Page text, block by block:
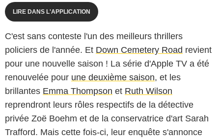
LIRE DANS L'APPLICATION
C'est sans conteste l'un des meilleurs thrillers
policiers de l'année. Et Down Cemetery Road revient
pour une nouvelle saison ! La série d'Apple TV a été
renouvelée pour une deuxième saison, et les
brillantes Emma Thompson et Ruth Wilson
reprendront leurs rôles respectifs de la détective
privée Zoë Boehm et de la conservatrice d'art Sarah
Trafford. Mais cette fois-ci, leur enquête s'annonce